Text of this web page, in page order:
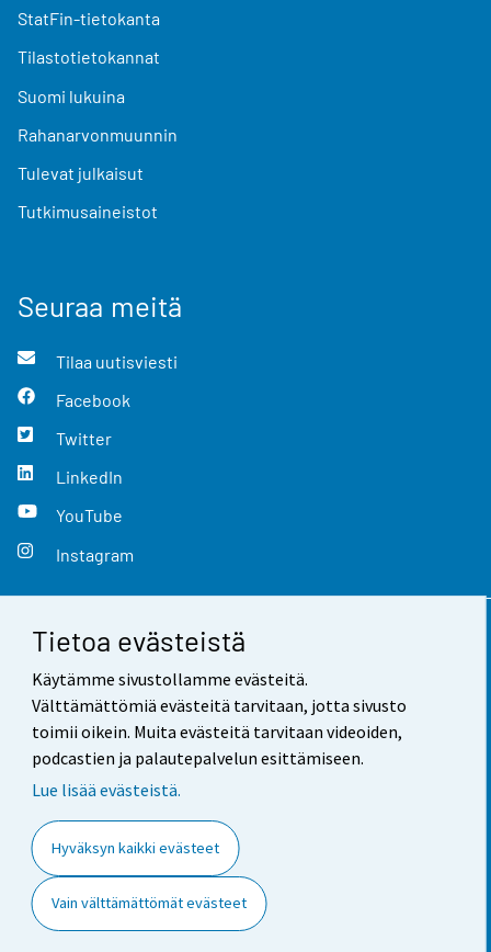
Tietoa evästeistä
Käytämme sivustollamme evästeitä.
Välttämättömiä evästeitä tarvitaan, jotta sivusto
toimii oikein. Muita evästeitä tarvitaan videoiden,
podcastien ja palautepalvelun esittämiseen.
Lue lisää evästeistä.
Hyväksyn kaikki evästeet
Vain välttämättömät evästeet
StatFin-tietokanta
Tilastotietokannat
Suomi lukuina
Rahanarvonmuunnin
Tulevat julkaisut
Tutkimusaineistot
Seuraa meitä
Tilaa uutisviesti
Facebook
Twitter
LinkedIn
YouTube
Instagram
Yhteystiedot
Palaute
Käyttöehdot
Saavutettavuus
Tietoa sivustosta
Evästeasetukset